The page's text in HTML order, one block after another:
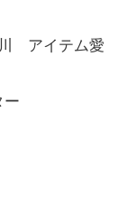
アイテム愛